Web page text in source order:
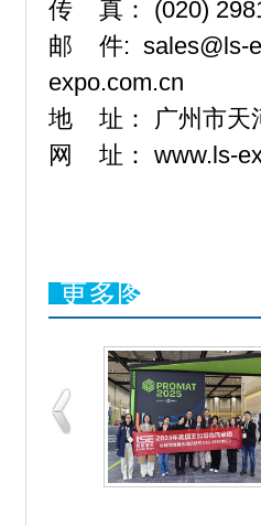
传 真： (020)
邮 件: sales@ls-
expo.com.cn
地 址： 广州市天
网 址： www.ls-
更多图片